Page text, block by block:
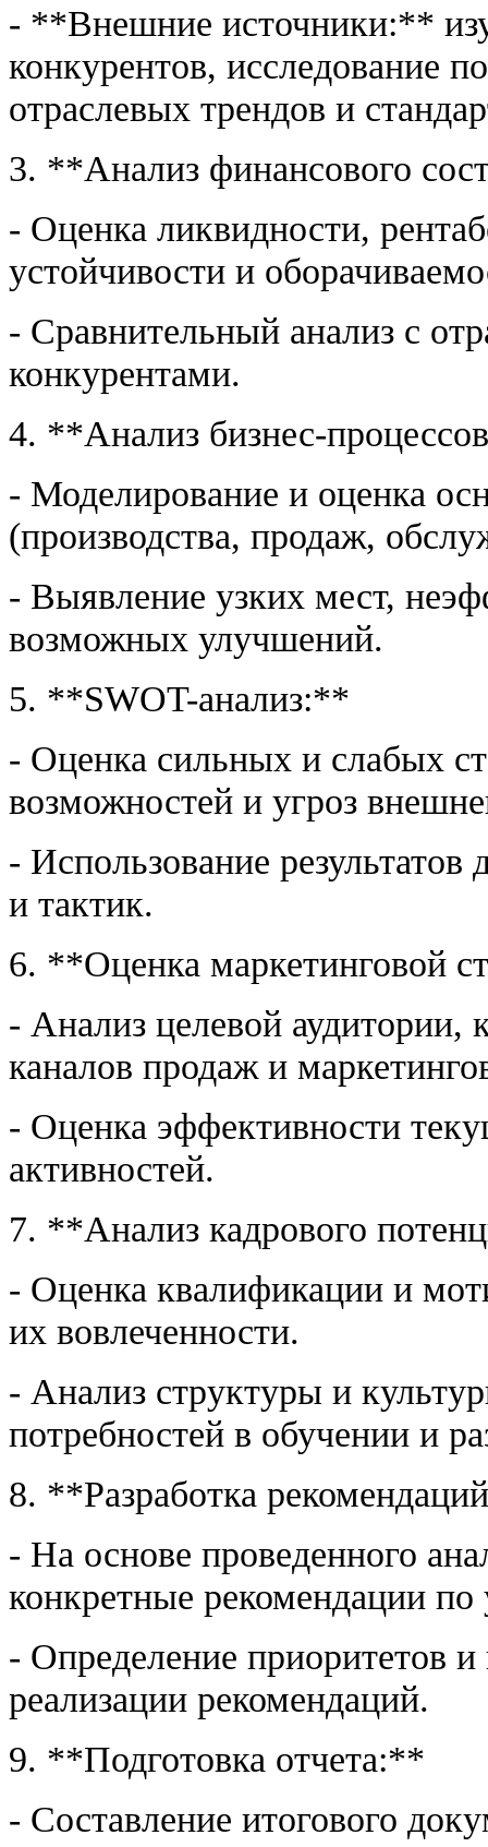
- **Внешние источники:**
конкурентов, исследование
отраслевых трендов и
3. **Анализ финансового
- Оценка ликвидности,
устойчивости и
- Сравнительный анализ с
конкурентами.
4. **Анализ бизнес-
- Моделирование и оценка
(производства, продаж,
- Выявление узких мест,
возможных улучшений.
5. **SWOT-анализ:**
- Оценка сильных и слабых
возможностей и угроз
- Использование
и тактик.
6. **Оценка маркетинговой
- Анализ целевой
каналов продаж и
- Оценка эффективности
активностей.
7. **Анализ кадрового
- Оценка квалификации и
их вовлеченности.
- Анализ структуры и
потребностей в обучении и
8. **Разработка
- На основе проведенного
конкретные рекомендации
- Определение приоритетов
реализации рекомендаций.
9. **Подготовка отчета:**
- Составление итогового